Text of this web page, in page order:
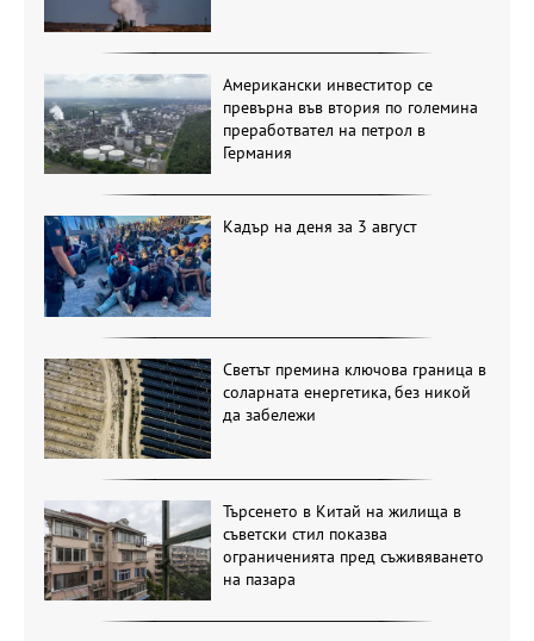
Американски инвеститор се
превърна във втория по големина
преработвател на петрол в
Германия
Кадър на деня за 3 август
Светът премина ключова граница в
соларната енергетика, без никой
да забележи
Търсенето в Китай на жилища в
съветски стил показва
ограниченията пред съживяването
на пазара